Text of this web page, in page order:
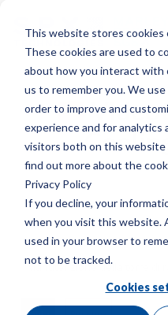
This website stores cookies
These cookies are used to
about how you interact with
us to remember you. We
order to improve and
experience and for analytics
visitors both on this website
find out more about the
Privacy Policy
If you decline, your
when you visit this website.
used in your browser to
not to be tracked.
Cookies